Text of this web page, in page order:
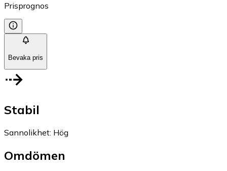
Prisprognos
Bevaka pris
Stabil
Sannolikhet: Hög
Omdömen